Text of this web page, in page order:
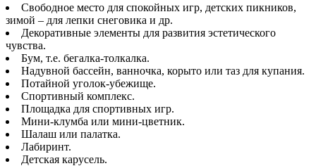
Свободное место для спокойных игр, детских пикников,
зимой – для лепки снеговика и др.
Декоративные элементы для развития эстетического
чувства.
Бум, т.е. бегалка-толкалка.
Надувной бассейн, ванночка, корыто или таз для купания.
Потайной уголок-убежище.
Спортивный комплекс.
Площадка для спортивных игр.
Мини-клумба или мини-цветник.
Шалаш или палатка.
Лабиринт.
Детская карусель.